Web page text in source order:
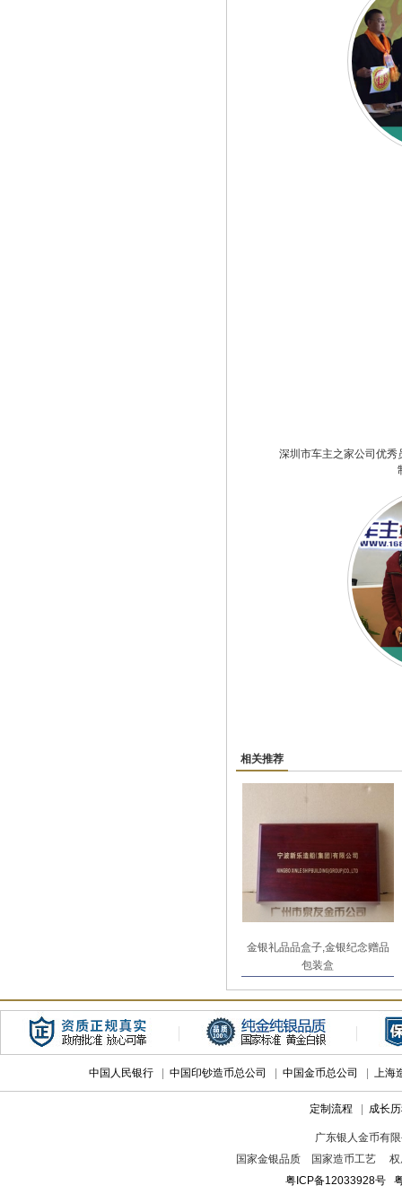
深圳市车主之家公司优
相关推荐
金银礼品品盒子,金银纪念赠品
包装盒
中国人民银行 中国印钞造币总公司 中国金币总公司 上海
定制流程 成长
广东银人金币有
国家金银品质 国家造币工艺 权
粤ICP备12033928号